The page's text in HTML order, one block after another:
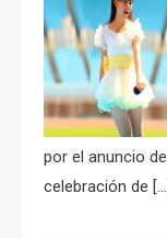
por el anuncio
celebración de